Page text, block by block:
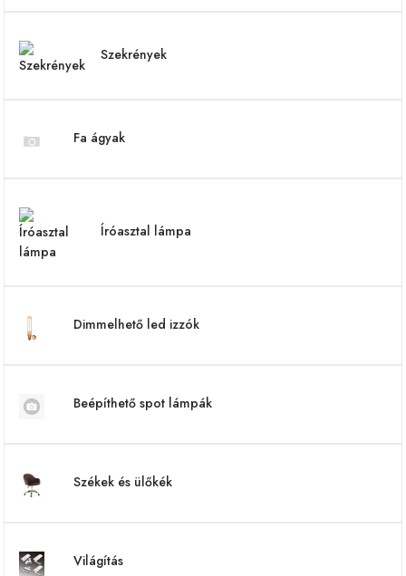
Szekrények
Fa ágyak
Íróasztal lámpa
Dimmelhető led izzók
Beépíthető spot lámpák
Székek és ülőkék
Világítás